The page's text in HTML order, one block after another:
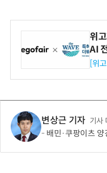
위
AI
시
[위
변상근 기자 기사
배민·쿠팡이츠 양강 구도 속